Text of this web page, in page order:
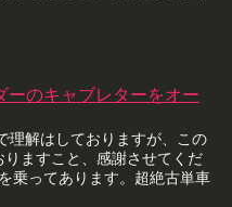
ーのキャブレターをオー
理解はしておりますが、この
ますこと、感謝させてくだ
乗ってあります。超絶古単車